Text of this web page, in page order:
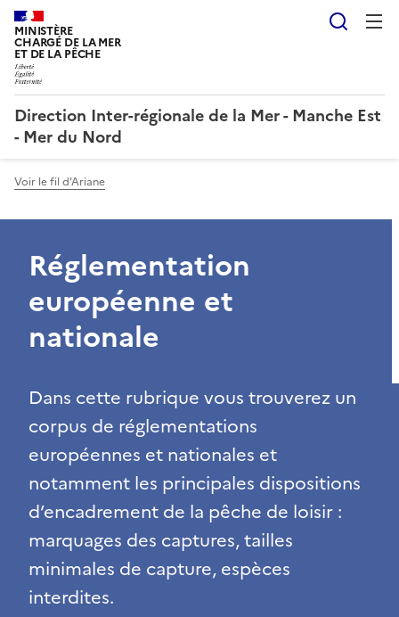
MINISTÈRE
CHARGÉ DE LA MER
ET DE LA PÊCHE
Direction Inter-régionale de la Mer - Manche Est
- Mer du Nord
Voir le fil d'Ariane
Réglementation
européenne et
nationale
Dans cette rubrique vous trouverez un
corpus de réglementations
européennes et nationales et
notamment les principales dispositions
d’encadrement de la pêche de loisir :
marquages des captures, tailles
minimales de capture, espèces
interdites.